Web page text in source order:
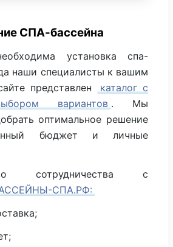
СПА-бассейна
установка спа-
наши специалисты к вашим
представлен
каталог с
вариантов . Мы
оптимальное решение
бюджет и личные
сотрудничества с
СПА.РФ: